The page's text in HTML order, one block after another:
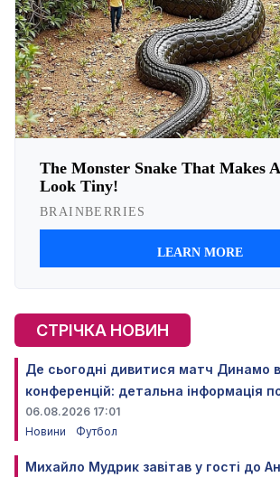
СТРІЧКА НОВИН
Де сьогодні дивитися матч Динамо в
конференцій: детальна інформація
06.08.2026 17:01
Новини
Футбол
Михайло Мудрик завітав у гості до